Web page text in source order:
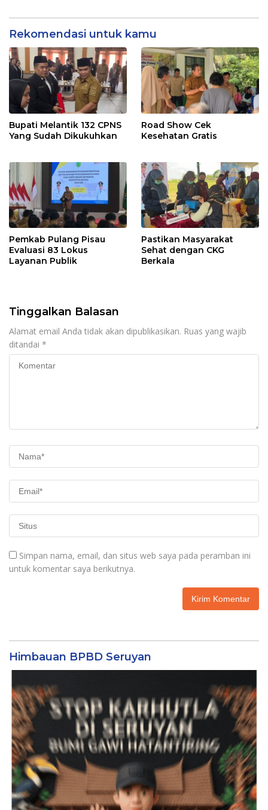
Rekomendasi untuk kamu
Bupati Melantik 132 CPNS
Yang Sudah Dikukuhkan
Road Show Cek
Kesehatan Gratis
Pemkab Pulang Pisau
Evaluasi 83 Lokus
Layanan Publik
Pastikan Masyarakat
Sehat dengan CKG
Berkala
Tinggalkan Balasan
Alamat email Anda tidak akan dipublikasikan. Ruas yang wajib
ditandai *
Simpan nama, email, dan situs web saya pada peramban ini
untuk komentar saya berikutnya.
Himbauan BPBD Seruyan